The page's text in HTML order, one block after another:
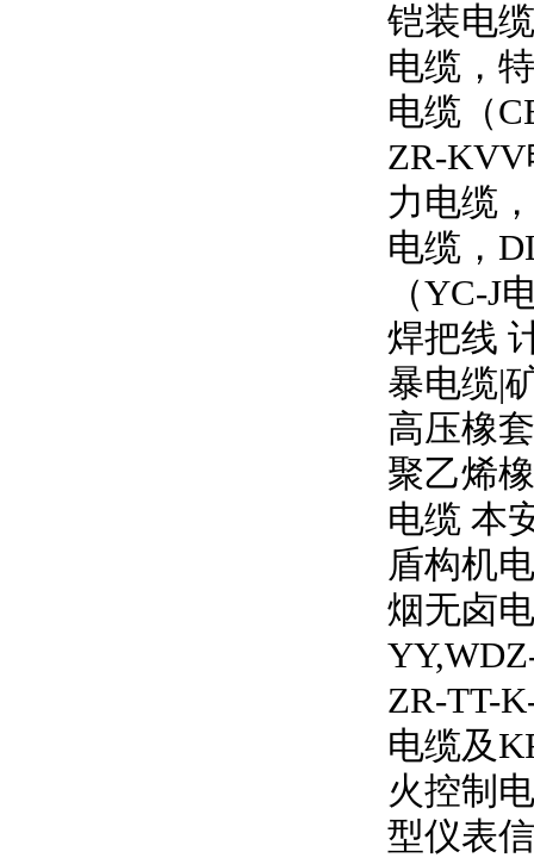
铠装电
电缆，
电缆（
ZR-KVV
力电缆，
电缆，
（YC-J
焊把线
暴电缆
高压橡
聚乙烯
电缆 本
盾构机
烟无卤
ZR-TT-
电缆及
火控制
型仪表